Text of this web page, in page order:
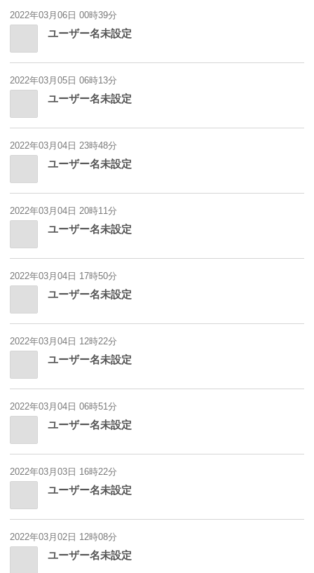
2022年03月06日 00時39分
ユーザー名未設定
2022年03月05日 06時13分
ユーザー名未設定
2022年03月04日 23時48分
ユーザー名未設定
2022年03月04日 20時11分
ユーザー名未設定
2022年03月04日 17時50分
ユーザー名未設定
2022年03月04日 12時22分
ユーザー名未設定
2022年03月04日 06時51分
ユーザー名未設定
2022年03月03日 16時22分
ユーザー名未設定
2022年03月02日 12時08分
ユーザー名未設定